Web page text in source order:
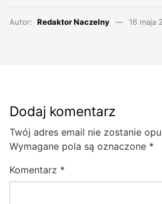
Autor: Redaktor Naczelny 16 maja
Dodaj komentarz
Twój adres email nie zostanie
Wymagane pola są oznaczone *
Komentarz *